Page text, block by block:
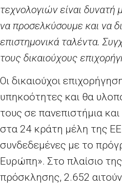
τεχνολογιών είναι
να προσελκύσουμε και να
επιστημονικά ταλέντα.
τους δικαιούχους
Οι δικαιούχοι
υπηκοότητες και θα
τους σε πανεπιστήμια
στα 24 κράτη μέλη της
συνδεδεμένες με το
Ευρώπη». Στο πλαίσιο
πρόσκλησης, 2.652